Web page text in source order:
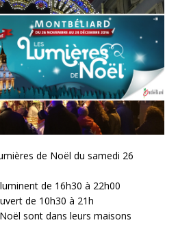
de Noël du samedi 26
de 16h30 à 22h00
de 10h30 à 21h
sont dans leurs maisons